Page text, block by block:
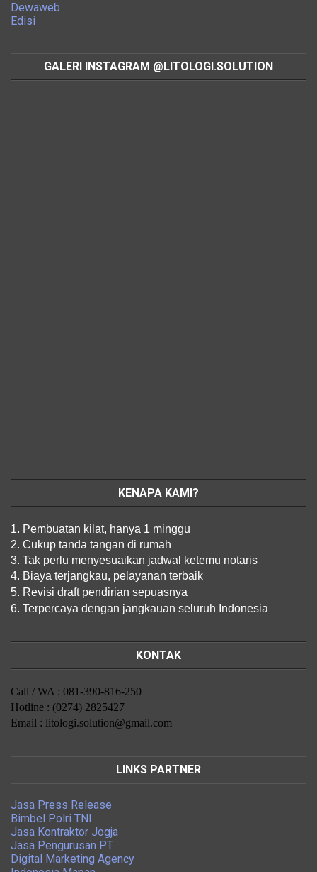
Dewaweb
Edisi
GALERI INSTAGRAM @LITOLOGI.SOLUTION
KENAPA KAMI?
1. Pembuatan kilat, hanya 1 minggu
2. Cukup tanda tangan di rumah
3. Tak perlu menyesuaikan jadwal ketemu notaris
4. Biaya terjangkau, pelayanan terbaik
5. Revisi draft pendirian sepuasnya
6. Terpercaya dengan jangkauan seluruh Indonesia
KONTAK
Call / WA : 081-390-816-250
Hotline : (0274) 2825427
Email : litologi.solution@gmail.com
LINKS PARTNER
Jasa Press Release
Bimbel Polri TNI
Jasa Kontraktor Jogja
Jasa Pengurusan PT
Digital Marketing Agency